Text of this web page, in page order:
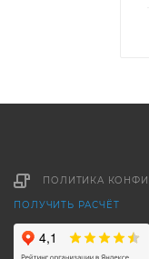
ПОЛИТИКА
ПОЛУЧИТЬ РАСЧЁТ